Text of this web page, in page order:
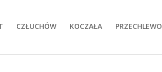
CZŁUCHÓW KOCZAŁA PRZECHLEWO